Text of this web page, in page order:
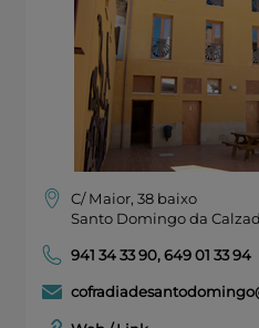
C/ Maior, 38 baixo
Santo Domingo da
941 34 33 90,649 01 33 94